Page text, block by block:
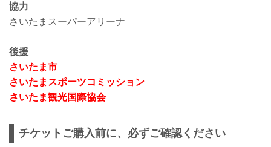
協力
さいたまスーパーアリーナ
後援
さいたま市
さいたまスポーツコミッション
さいたま観光国際協会
チケットご購入前に、必ずご確認ください